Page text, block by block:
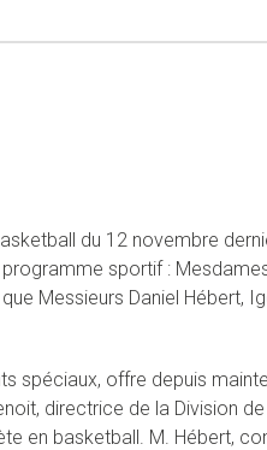
du 12 novembre
programme sportif :
Messieurs Daniel Hébert,
spéciaux, offre depuis
directrice de la Division
en basketball. M. Hébert,